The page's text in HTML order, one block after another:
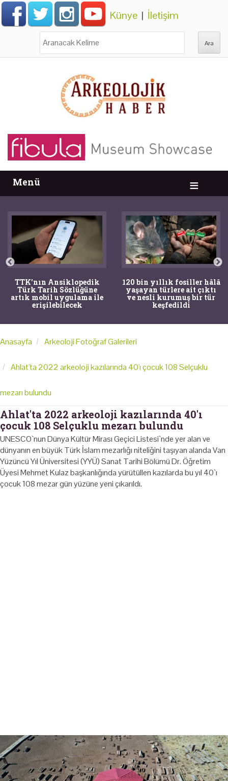
Künye | İletişim
Menü
TTK'nın Ansiklopedik
Türk Tarih Sözlüğüne
artık mobil uygulama ile
erişilebilecek
120 bin yıllık fosiller hâlâ
yaşayan türlere ait çıktı
ve nesli kurumuş bir tür
keşfedildi
Anasayfa Arkeoloji Fotoğraf Galerileri
Ahlat'ta 2022 arkeoloji kazılarında 40'ı çocuk 108 Selçuklu
mezarı bulundu
Ahlat'ta 2022 arkeoloji kazılarında 40'ı
çocuk 108 Selçuklu mezarı bulundu
UNESCO`nun Dünya Kültür Mirası Geçici Listesi`nde yer alan ve
dünyanın en büyük Türk İslam mezarlığı niteliğini taşıyan alanda Van
Yüzüncü Yıl Üniversitesi (YYÜ) Sanat Tarihi Bölümü Dr. Öğretim
Üyesi Mehmet Kulaz başkanlığında yürütüllen kazılarda bu yıl 40`ı
çocuk 108 mezar gün yüzüne yeni çıkarıldı.